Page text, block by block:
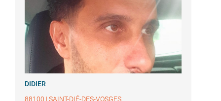
DIDIER
88100 | SAINT-DIÉ-DES-VOSGES